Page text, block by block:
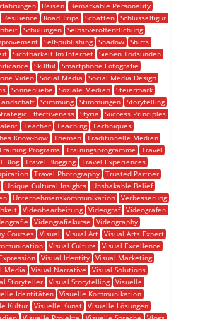
Reisen
Remarkable Personality
Resilience Road Trips Schatten
Schlüsselfigur
Schulungen Selbstveröffentlichung
Self-publishing Shadow
Shirts
Sichtbarkeit Im Internet
Sieben Todsünden
Skillful
Smartphone Fotografie
Video
Social Media
Social Media Design
Sonnenliebe Soziale Medien Steiermark
Stimmung Stimmungen Storytelling
Effectiveness Styria
Success Principles
Teacher Teaching Techniques
Know-how
Themen
Traditionelle Medien
Programs Trainingsprogramme
Travel
Blog Travel Blogging Travel Experiences
Travel Photography Trusted Partner
Unique Cultural Insights
Unshakable Belief
Unternehmenskommunikation Verbesserung
Videobearbeitung Videograf
Videografen
Videografiekurse
Videography
Courses Visual Visual Art Visual Arts Expert
Visual Culture
Visual Excellence
Visual Identity
Visual Marketing
Media
Visual Narrative
Visual Solutions
Storyteller Visual Storytelling Visuelle
Identitäten
Visuelle Kommunikation
Kultur Visuelle Kunst Visuelle Lösungen